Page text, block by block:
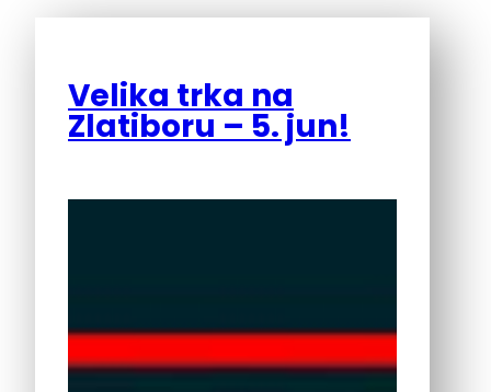
Velika trka na
Zlatiboru – 5. jun!